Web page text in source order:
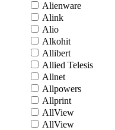
Alienware
Alink
Alio
Alkohit
Allibert
Allied Telesis
Allnet
Allpowers
Allprint
AllView
AllView